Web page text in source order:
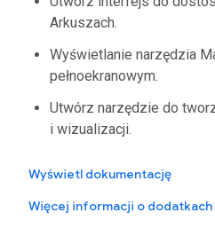
Arkuszach.
Wyświetlanie narzędzia
pełnoekranowym.
Utwórz narzędzie do
i wizualizacji.
Wyświetl dokumentację
Więcej informacji o dodatkach